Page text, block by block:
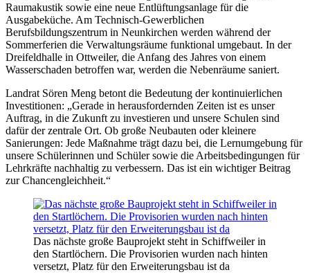
Raumakustik sowie eine neue Entlüftungsanlage für die
Ausgabeküche. Am Technisch-Gewerblichen
Berufsbildungszentrum in Neunkirchen werden während der
Sommerferien die Verwaltungsräume funktional umgebaut. In der
Dreifeldhalle in Ottweiler, die Anfang des Jahres von einem
Wasserschaden betroffen war, werden die Nebenräume saniert.
Landrat Sören Meng betont die Bedeutung der kontinuierlichen
Investitionen: „Gerade in herausfordernden Zeiten ist es unser
Auftrag, in die Zukunft zu investieren und unsere Schulen sind
dafür der zentrale Ort. Ob große Neubauten oder kleinere
Sanierungen: Jede Maßnahme trägt dazu bei, die Lernumgebung für
unsere Schülerinnen und Schüler sowie die Arbeitsbedingungen für
Lehrkräfte nachhaltig zu verbessern. Das ist ein wichtiger Beitrag
zur Chancengleichheit.“
Das nächste große Bauprojekt steht in Schiffweiler in
den Startlöchern. Die Provisorien wurden nach hinten
versetzt, Platz für den Erweiterungsbau ist da